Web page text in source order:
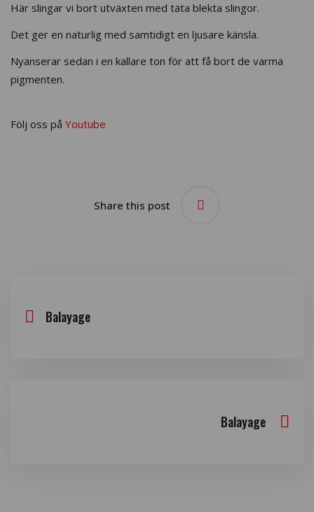
Här slingar vi bort utväxten med täta blekta slingor.
Det ger en naturlig med samtidigt en ljusare känsla.
Nyanserar sedan i en kallare ton för att få bort de varma
pigmenten.
Följ oss på Youtube
Share this post
Balayage
Balayage